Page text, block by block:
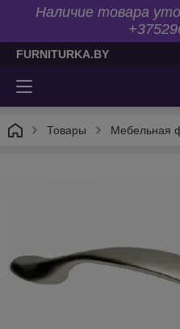
Наличие товара
FURNITURKA.BY
Товары Мебельная